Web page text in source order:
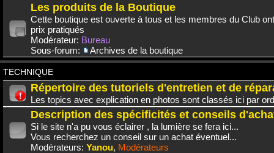
Les produits de la Boutique
Cette boutique est ouverte à tous et les membres du Club
prix pratiqués
Modérateur: Bureau
Sous-forum:
Archives de la boutique
TECHNIQUE
Répertoire des tutoriels d'entretien et de
Les topics avec explication en photos sont classés ici par
Description des spécificités et conseils
Si le site n'a pu vous éclairer , la lumière se fera ici...
Vous recherchez un conseil sur un achat éventuel...
Modérateurs: Yanou, Modérateurs